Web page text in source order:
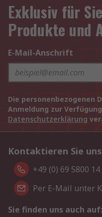
Exklusiv für
Produkte und
E-Mail-Anschrift
Die personenbezogenen
Anmeldung zur
Datenschutzerklärung
Kontaktieren Sie
+49 (0) 69 5800
Per E-Mail unter
Sie finden uns auch auf: